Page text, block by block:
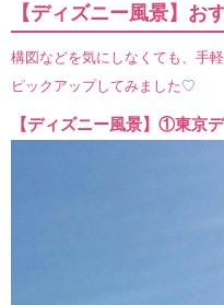
【ディズニー風景】お
構図などを気にしなくても、手
ピックアップしてみました♡
【ディズニー風景】①東京